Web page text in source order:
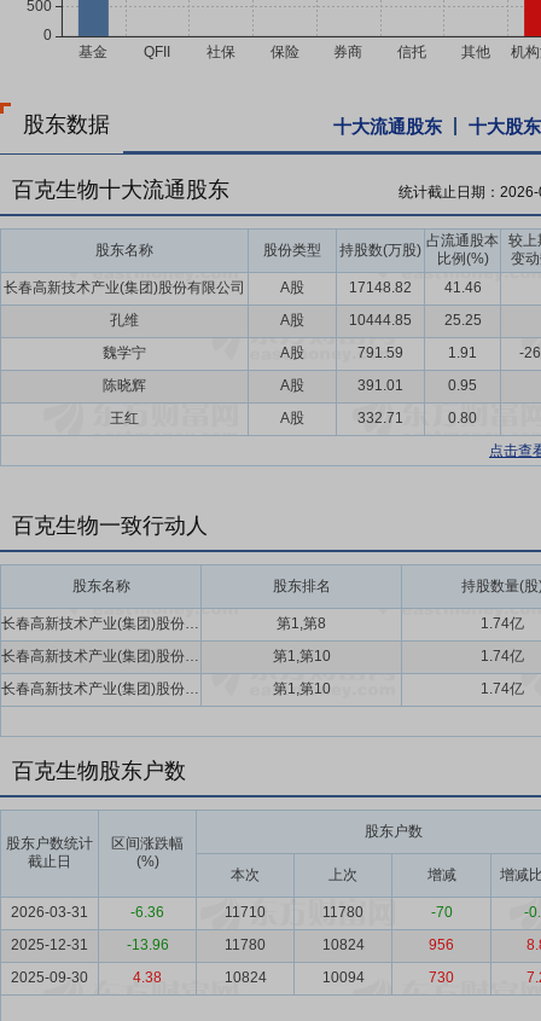
股东数据 十大流通股东 十大股东
百克生物十大流通股东 统计截止日期：
股东名称 股份类型 持股数(万股)
占流通股本
比例(%)
较上
变
长春高新技术产业(集团)股份有限公司
A股 17148.82
41.46
孔维
A股 10444.85
25.25
魏学宁
A股 791.59 1.91
-
陈晓辉
A股 391.01
0.95
王红
A股 332.71
0.80
点击查
百克生物一致行动人
股东名称 股东排名 持股数量(股
长春高新技术产业(集团)股份有限公司,长春新区产业基金投资有限公司 第1,第8
1.74亿
长春高新技术产业(集团)股份有限公司,长春新区产业基金投资有限公司
第1,第10
1.74亿
长春高新技术产业(集团)股份有限公司,长春新区产业基金投资有限公司
第1,第10 1.74亿
百克生物股东户数
股东户数统计
截止日
区间涨跌幅
(%)
股东户数
本次 上次 增减 增减
2026-03-31 -6.36 11710 11780 -70
-
2025-12-31
-13.96 11780 10824 956
2025-09-30
4.38 10824 10094 730